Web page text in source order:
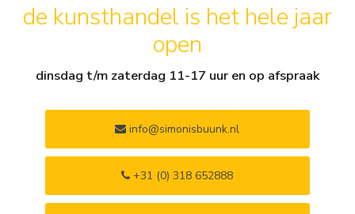
de kunsthandel is het hele jaar
open
dinsdag t/m zaterdag 11-17 uur en op afspraak
info@simonisbuunk.nl
+31 (0) 318 652888